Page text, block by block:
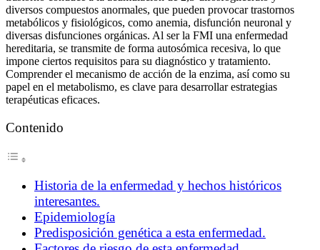
diversos compuestos anormales, que pueden provocar trastornos
metabólicos y fisiológicos, como anemia, disfunción neuronal y
diversas disfunciones orgánicas. Al ser la FMI una enfermedad
hereditaria, se transmite de forma autosómica recesiva, lo que
impone ciertos requisitos para su diagnóstico y tratamiento.
Comprender el mecanismo de acción de la enzima, así como su
papel en el metabolismo, es clave para desarrollar estrategias
terapéuticas eficaces.
Contenido
Historia de la enfermedad y hechos históricos
interesantes.
Epidemiología
Predisposición genética a esta enfermedad.